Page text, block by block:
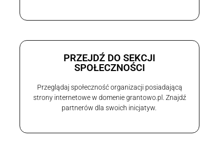
PRZEJDŹ DO SEKCJI
SPOŁECZNOŚCI
Przeglądaj społeczność organizacji posiadającą
strony internetowe w domenie grantowo.pl. Znajdź
partnerów dla swoich inicjatyw.